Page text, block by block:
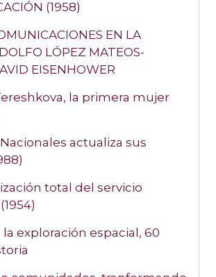
(1958)
EN LA
LÓPEZ MATEOS-
EISENHOWER
la primera mujer
actualiza sus
total del servicio
exploración espacial, 60